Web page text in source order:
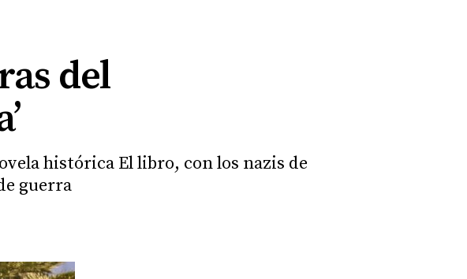
del
histórica El libro, con los nazis de
guerra